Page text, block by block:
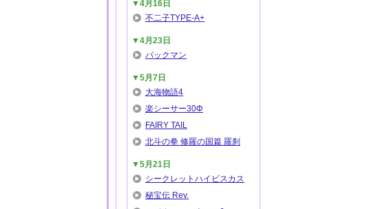
▼4月16日
不二子TYPE-A+
▼4月23日
パックマン
▼5月7日
大海物語4
楽シーサー30Φ
FAIRY TAIL
北斗の拳 修羅の国篇 羅刹
▼5月21日
シークレットハイビスカス
秘宝伝 Rev.